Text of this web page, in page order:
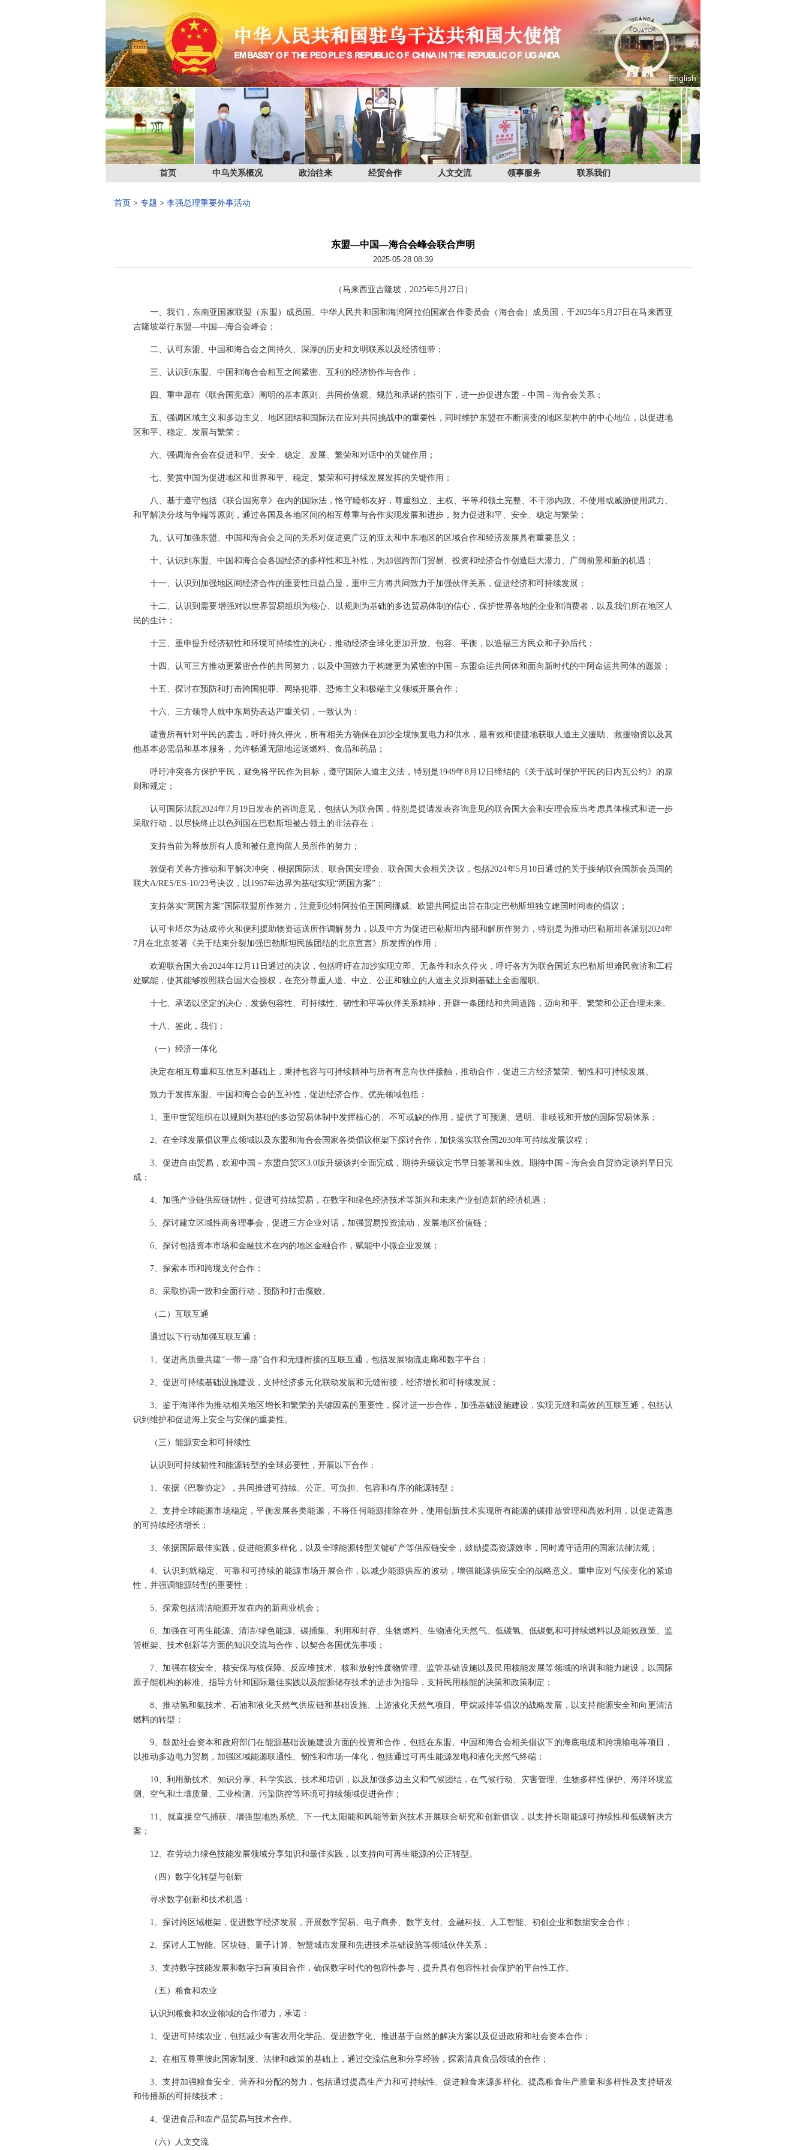
English
首页 中乌关系概况 政治往来 经贸合作 人文交流 领事服务 联系我们
首页 > 专题 > 李强总理重要外事活动
东盟—中国—海合会峰会联合声明
2025-05-28 08:39
（马来西亚吉隆坡，2025年5月27日）
一、我们，东南亚国家联盟（东盟）成员国、中华人民共和国和海湾阿拉伯国家合作委员会（海合会）成员国，于2025年5月27日在马来西亚
吉隆坡举行东盟—中国—海合会峰会；
二、认可东盟、中国和海合会之间持久、深厚的历史和文明联系以及经济纽带；
三、认识到东盟、中国和海合会相互之间紧密、互利的经济协作与合作；
四、重申愿在《联合国宪章》阐明的基本原则、共同价值观、规范和承诺的指引下，进一步促进东盟－中国－海合会关系；
五、强调区域主义和多边主义、地区团结和国际法在应对共同挑战中的重要性，同时维护东盟在不断演变的地区架构中的中心地位，以促进地
区和平、稳定、发展与繁荣；
六、强调海合会在促进和平、安全、稳定、发展、繁荣和对话中的关键作用；
七、赞赏中国为促进地区和世界和平、稳定、繁荣和可持续发展发挥的关键作用；
八、基于遵守包括《联合国宪章》在内的国际法，恪守睦邻友好，尊重独立、主权、平等和领土完整、不干涉内政、不使用或威胁使用武力、
和平解决分歧与争端等原则，通过各国及各地区间的相互尊重与合作实现发展和进步，努力促进和平、安全、稳定与繁荣；
九、认可加强东盟、中国和海合会之间的关系对促进更广泛的亚太和中东地区的区域合作和经济发展具有重要意义；
十、认识到东盟、中国和海合会各国经济的多样性和互补性，为加强跨部门贸易、投资和经济合作创造巨大潜力、广阔前景和新的机遇；
十一、认识到加强地区间经济合作的重要性日益凸显，重申三方将共同致力于加强伙伴关系，促进经济和可持续发展；
十二、认识到需要增强对以世界贸易组织为核心、以规则为基础的多边贸易体制的信心，保护世界各地的企业和消费者，以及我们所在地区人
民的生计；
十三、重申提升经济韧性和环境可持续性的决心，推动经济全球化更加开放、包容、平衡，以造福三方民众和子孙后代；
十四、认可三方推动更紧密合作的共同努力，以及中国致力于构建更为紧密的中国－东盟命运共同体和面向新时代的中阿命运共同体的愿景；
十五、探讨在预防和打击跨国犯罪、网络犯罪、恐怖主义和极端主义领域开展合作；
十六、三方领导人就中东局势表达严重关切，一致认为：
谴责所有针对平民的袭击，呼吁持久停火，所有相关方确保在加沙全境恢复电力和供水，最有效和便捷地获取人道主义援助、救援物资以及其
他基本必需品和基本服务，允许畅通无阻地运送燃料、食品和药品；
呼吁冲突各方保护平民，避免将平民作为目标，遵守国际人道主义法，特别是1949年8月12日缔结的《关于战时保护平民的日内瓦公约》的原
则和规定；
认可国际法院2024年7月19日发表的咨询意见，包括认为联合国，特别是提请发表咨询意见的联合国大会和安理会应当考虑具体模式和进一步
采取行动，以尽快终止以色列国在巴勒斯坦被占领土的非法存在；
支持当前为释放所有人质和被任意拘留人员所作的努力；
敦促有关各方推动和平解决冲突，根据国际法、联合国安理会、联合国大会相关决议，包括2024年5月10日通过的关于接纳联合国新会员国的
联大A/RES/ES-10/23号决议，以1967年边界为基础实现“两国方案”；
支持落实“两国方案”国际联盟所作努力，注意到沙特阿拉伯王国同挪威、欧盟共同提出旨在制定巴勒斯坦独立建国时间表的倡议；
认可卡塔尔为达成停火和便利援助物资运送所作调解努力，以及中方为促进巴勒斯坦内部和解所作努力，特别是为推动巴勒斯坦各派别2024年
7月在北京签署《关于结束分裂加强巴勒斯坦民族团结的北京宣言》所发挥的作用；
欢迎联合国大会2024年12月11日通过的决议，包括呼吁在加沙实现立即、无条件和永久停火，呼吁各方为联合国近东巴勒斯坦难民救济和工程
处赋能，使其能够按照联合国大会授权，在充分尊重人道、中立、公正和独立的人道主义原则基础上全面履职。
十七、承诺以坚定的决心，发扬包容性、可持续性、韧性和平等伙伴关系精神，开辟一条团结和共同道路，迈向和平、繁荣和公正合理未来。
十八、鉴此，我们：
（一）经济一体化
决定在相互尊重和互信互利基础上，秉持包容与可持续精神与所有有意向伙伴接触，推动合作，促进三方经济繁荣、韧性和可持续发展。
致力于发挥东盟、中国和海合会的互补性，促进经济合作。优先领域包括：
1、重申世贸组织在以规则为基础的多边贸易体制中发挥核心的、不可或缺的作用，提供了可预测、透明、非歧视和开放的国际贸易体系；
2、在全球发展倡议重点领域以及东盟和海合会国家各类倡议框架下探讨合作，加快落实联合国2030年可持续发展议程；
3、促进自由贸易，欢迎中国－东盟自贸区3.0版升级谈判全面完成，期待升级议定书早日签署和生效。期待中国－海合会自贸协定谈判早日完
成；
4、加强产业链供应链韧性，促进可持续贸易，在数字和绿色经济技术等新兴和未来产业创造新的经济机遇；
5、探讨建立区域性商务理事会，促进三方企业对话，加强贸易投资流动，发展地区价值链；
6、探讨包括资本市场和金融技术在内的地区金融合作，赋能中小微企业发展；
7、探索本币和跨境支付合作；
8、采取协调一致和全面行动，预防和打击腐败。
（二）互联互通
通过以下行动加强互联互通：
1、促进高质量共建“一带一路”合作和无缝衔接的互联互通，包括发展物流走廊和数字平台；
2、促进可持续基础设施建设，支持经济多元化联动发展和无缝衔接，经济增长和可持续发展；
3、鉴于海洋作为推动相关地区增长和繁荣的关键因素的重要性，探讨进一步合作，加强基础设施建设，实现无缝和高效的互联互通，包括认
识到维护和促进海上安全与安保的重要性。
（三）能源安全和可持续性
认识到可持续韧性和能源转型的全球必要性，开展以下合作：
1、依据《巴黎协定》，共同推进可持续、公正、可负担、包容和有序的能源转型；
2、支持全球能源市场稳定，平衡发展各类能源，不将任何能源排除在外，使用创新技术实现所有能源的碳排放管理和高效利用，以促进普惠
的可持续经济增长；
3、依据国际最佳实践，促进能源多样化，以及全球能源转型关键矿产等供应链安全，鼓励提高资源效率，同时遵守适用的国家法律法规；
4、认识到就稳定、可靠和可持续的能源市场开展合作，以减少能源供应的波动，增强能源供应安全的战略意义。重申应对气候变化的紧迫
性，并强调能源转型的重要性；
5、探索包括清洁能源开发在内的新商业机会；
6、加强在可再生能源、清洁/绿色能源、碳捕集、利用和封存、生物燃料、生物液化天然气、低碳氢、低碳氨和可持续燃料以及能效政策、监
管框架、技术创新等方面的知识交流与合作，以契合各国优先事项；
7、加强在核安全、核安保与核保障、反应堆技术、核和放射性废物管理、监管基础设施以及民用核能发展等领域的培训和能力建设，以国际
原子能机构的标准、指导方针和国际最佳实践以及能源储存技术的进步为指导，支持民用核能的决策和政策制定；
8、推动氢和氨技术、石油和液化天然气供应链和基础设施、上游液化天然气项目、甲烷减排等倡议的战略发展，以支持能源安全和向更清洁
燃料的转型；
9、鼓励社会资本和政府部门在能源基础设施建设方面的投资和合作，包括在东盟、中国和海合会相关倡议下的海底电缆和跨境输电等项目，
以推动多边电力贸易，加强区域能源联通性、韧性和市场一体化，包括通过可再生能源发电和液化天然气终端；
10、利用新技术、知识分享、科学实践、技术和培训，以及加强多边主义和气候团结，在气候行动、灾害管理、生物多样性保护、海洋环境监
测、空气和土壤质量、工业检测、污染防控等环境可持续领域促进合作；
11、就直接空气捕获、增强型地热系统、下一代太阳能和风能等新兴技术开展联合研究和创新倡议，以支持长期能源可持续性和低碳解决方
案；
12、在劳动力绿色技能发展领域分享知识和最佳实践，以支持向可再生能源的公正转型。
（四）数字化转型与创新
寻求数字创新和技术机遇：
1、探讨跨区域框架，促进数字经济发展，开展数字贸易、电子商务、数字支付、金融科技、人工智能、初创企业和数据安全合作；
2、探讨人工智能、区块链、量子计算、智慧城市发展和先进技术基础设施等领域伙伴关系；
3、支持数字技能发展和数字扫盲项目合作，确保数字时代的包容性参与，提升具有包容性社会保护的平台性工作。
（五）粮食和农业
认识到粮食和农业领域的合作潜力，承诺：
1、促进可持续农业，包括减少有害农用化学品、促进数字化、推进基于自然的解决方案以及促进政府和社会资本合作；
2、在相互尊重彼此国家制度、法律和政策的基础上，通过交流信息和分享经验，探索清真食品领域的合作；
3、支持加强粮食安全、营养和分配的努力，包括通过提高生产力和可持续性、促进粮食来源多样化、提高粮食生产质量和多样性及支持研发
和传播新的可持续技术；
4、促进食品和农产品贸易与技术合作。
（六）人文交流